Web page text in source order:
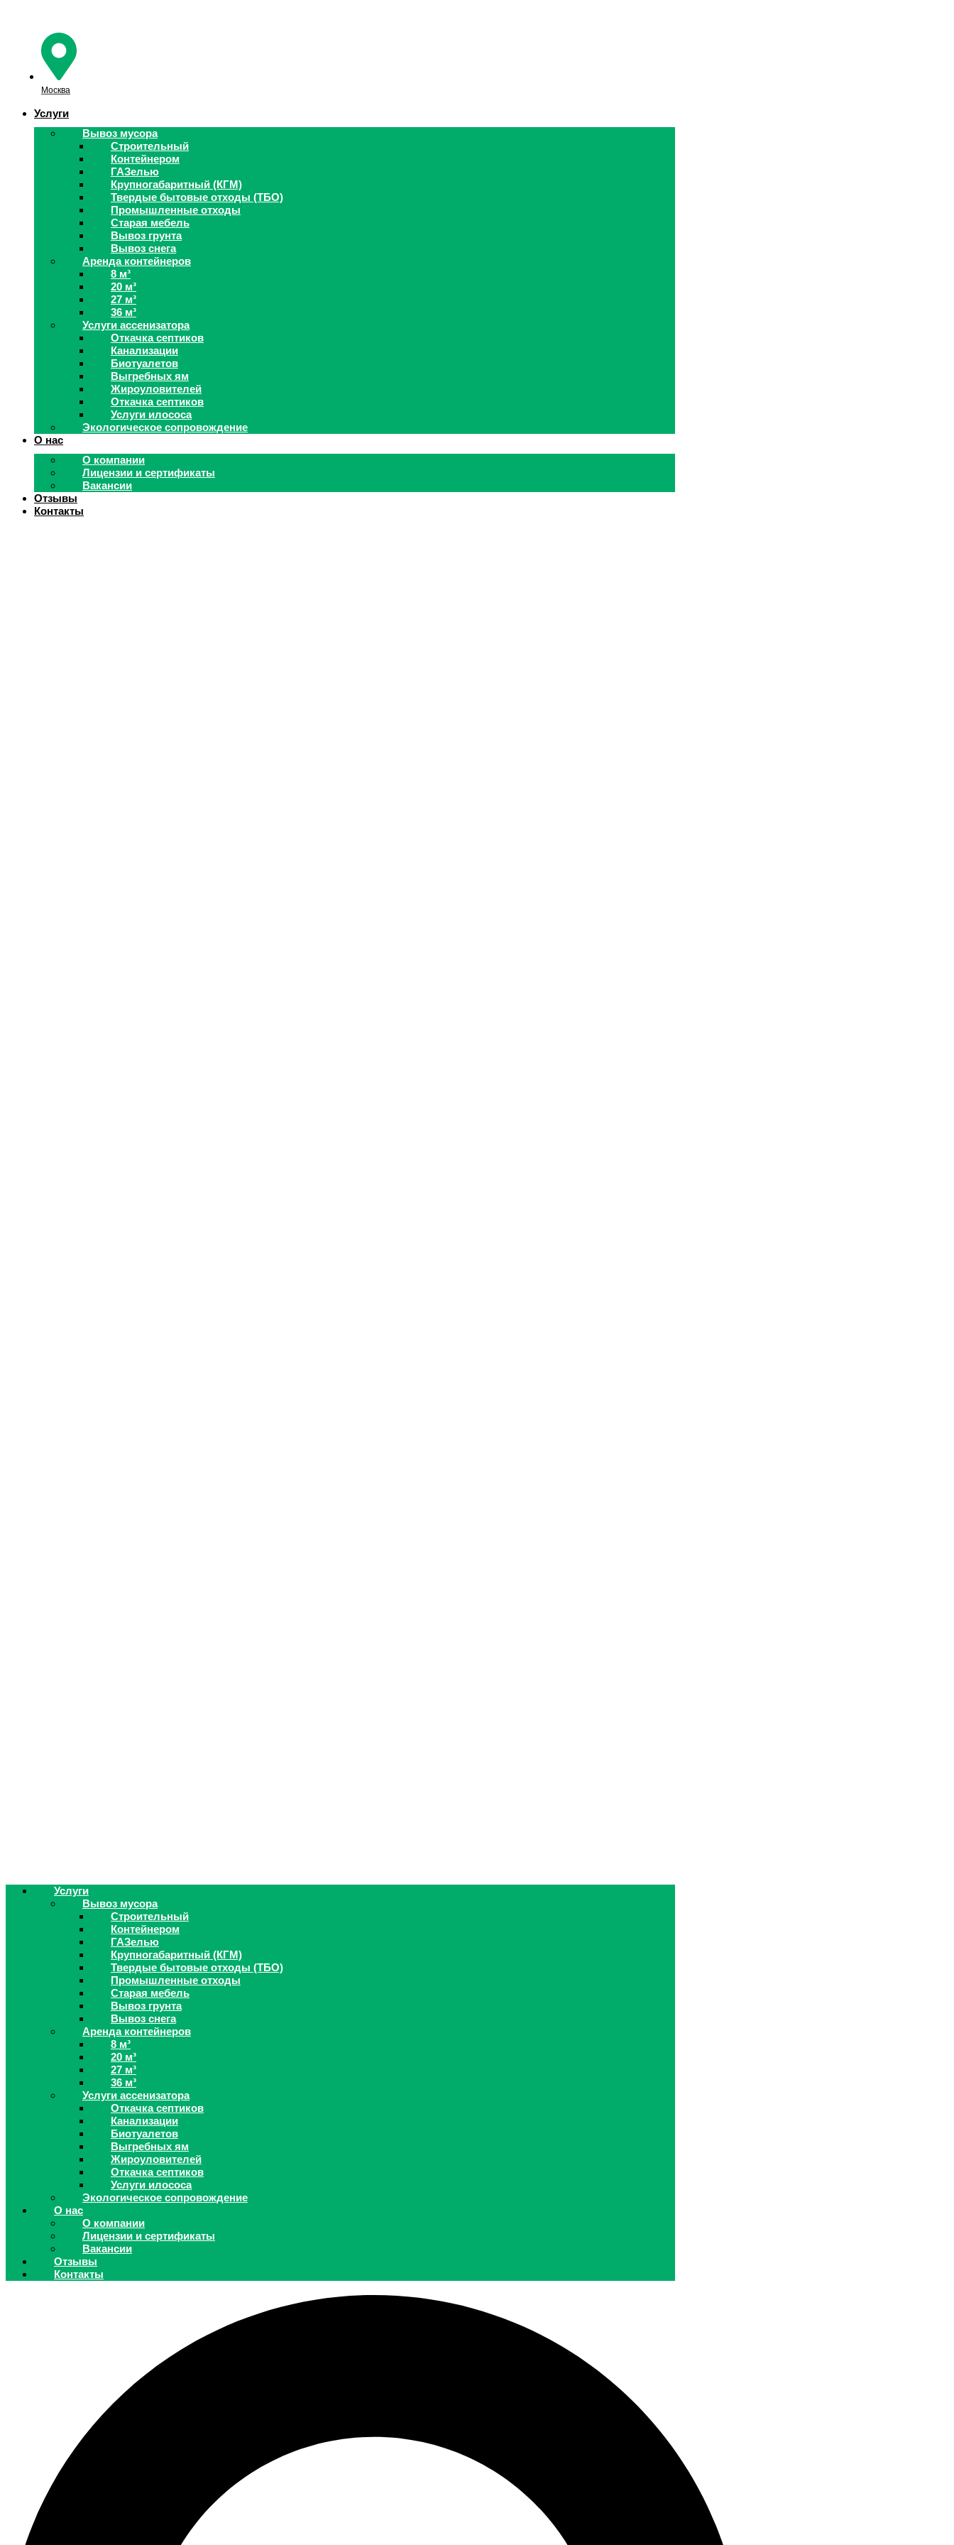
содержимому
Москва
Услуги
Вывоз мусора
Строительный
Контейнером
ГАЗелью
Крупногабаритный (КГМ)
Твердые бытовые отходы (ТБО)
Промышленные отходы
Старая мебель
Вывоз грунта
Вывоз снега
Аренда контейнеров
8 м³
20 м³
27 м³
36 м³
Услуги ассенизатора
Откачка септиков
Канализации
Биотуалетов
Выгребных ям
Жироуловителей
Откачка септиков
Услуги илососа
Экологическое сопровождение
О нас
О компании
Лицензии и сертификаты
Вакансии
Отзывы
Контакты
Услуги
Вывоз мусора
Строительный
Контейнером
ГАЗелью
Крупногабаритный (КГМ)
Твердые бытовые отходы (ТБО)
Промышленные отходы
Старая мебель
Вывоз грунта
Вывоз снега
Аренда контейнеров
8 м³
20 м³
27 м³
36 м³
Услуги ассенизатора
Откачка септиков
Канализации
Биотуалетов
Выгребных ям
Жироуловителей
Откачка септиков
Услуги илососа
Экологическое сопровождение
О нас
О компании
Лицензии и сертификаты
Вакансии
Отзывы
Контакты